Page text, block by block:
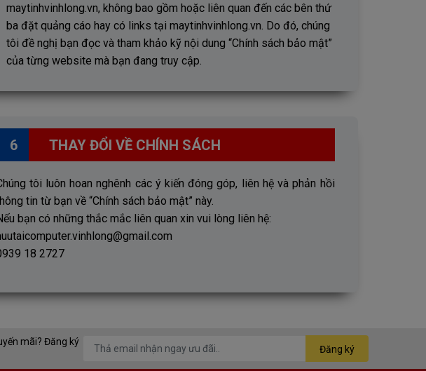
maytinhvinhlong.vn, không bao gồm hoặc liên quan đến các bên thứ
ba đặt quảng cáo hay có links tại maytinhvinhlong.vn. Do đó, chúng
tôi đề nghị bạn đọc và tham khảo kỹ nội dung “Chính sách bảo mật”
của từng website mà bạn đang truy cập.
6 THAY ĐỔI VỀ CHÍNH SÁCH
tôi luôn hoan nghênh các ý kiến đóng góp, liên hệ và phản hồi
tin từ bạn về “Chính sách bảo mật” này.
bạn có những thắc mắc liên quan xin vui lòng liên hệ:
18 2727
mãi? Đăng ký
Đăng ký